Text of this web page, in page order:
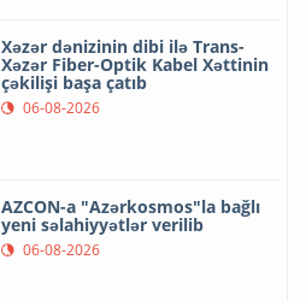
Xəzər dənizinin dibi ilə Trans-
Xəzər Fiber-Optik Kabel Xəttinin
çəkilişi başa çatıb
06-08-2026
AZCON-a "Azərkosmos"la bağlı
yeni səlahiyyətlər verilib
06-08-2026